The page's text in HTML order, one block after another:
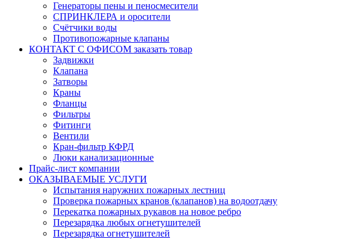
Генераторы пены и пеносмесители
СПРИНКЛЕРА и оросители
Счётчики воды
Противопожарные клапаны
КОНТАКТ С ОФИСОМ заказать товар
Задвижки
Клапана
Затворы
Краны
Фланцы
Фильтры
Фитинги
Вентили
Кран-фильтр КФРД
Люки канализационные
Прайс-лист компании
ОКАЗЫВАЕМЫЕ УСЛУГИ
Испытания наружних пожарных лестниц
Проверка пожарных кранов (клапанов) на водоотдачу
Перекатка пожарных рукавов на новое ребро
Перезарядка любых огнетушителей
Перезарядка огнетушителей